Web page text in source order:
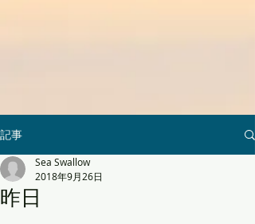
記事
昨日
Sea Swallow
2018年9月26日